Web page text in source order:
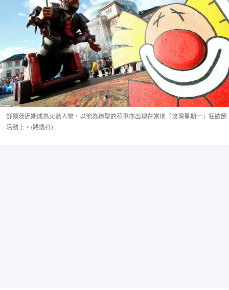
舒爾茨近期成為火熱人物，以他為造型的花車亦出現在當地「玫瑰星期一」狂歡節
活動上。(路透社)